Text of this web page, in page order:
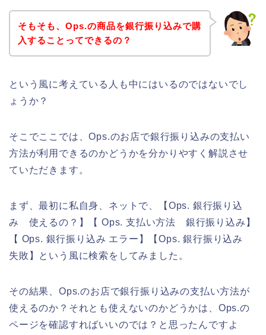
そもそも、Ops.の商品を銀行振り込みで購
入することってできるの？
という風に考えている人も中にはいるのではないでし
ょうか？
そこでここでは、Ops.のお店で銀行振り込みの支払い
方法が利用できるのかどうかを分かりやすく解説させ
ていただきます。
まず、最初に私自身、ネットで、【Ops. 銀行振り込
み 使えるの？】【 Ops. 支払い方法 銀行振り込み】
【 Ops. 銀行振り込み エラー】【Ops. 銀行振り込み
失敗】という風に検索をしてみました。
その結果、Ops.のお店で銀行振り込みの支払い方法が
使えるのか？それとも使えないのかどうかは、Ops.の
ページを確認すればいいのでは？と思ったんですよ